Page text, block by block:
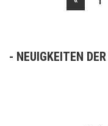
NEUIGKEITEN